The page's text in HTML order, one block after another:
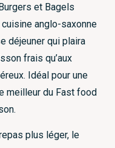
et Bagels
anglo-saxonne
déjeuner qui plaira
frais qu’aux
Idéal pour une
meilleur du Fast food
plus léger, le